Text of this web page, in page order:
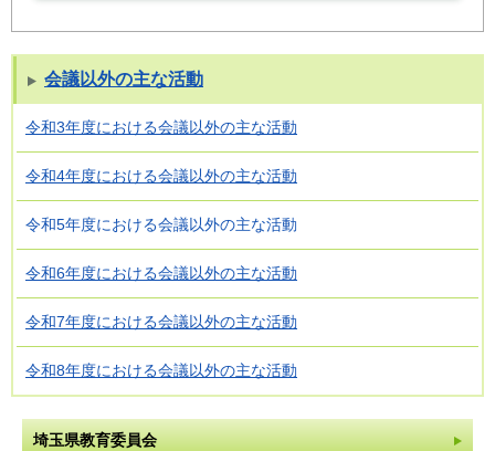
会議以外の主な活動
令和3年度における会議以外の主な活動
令和4年度における会議以外の主な活動
令和5年度における会議以外の主な活動
令和6年度における会議以外の主な活動
令和7年度における会議以外の主な活動
令和8年度における会議以外の主な活動
埼玉県教育委員会